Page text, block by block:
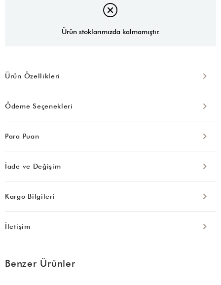
Ürün stoklarımızda kalmamıştır.
Ürün Özellikleri
Ödeme Seçenekleri
Para Puan
İade ve Değişim
Kargo Bilgileri
İletişim
Benzer Ürünler